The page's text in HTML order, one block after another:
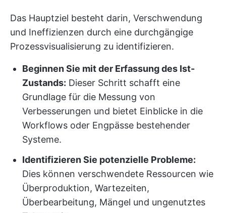
Das Hauptziel besteht darin, Verschwendung
und Ineffizienzen durch eine durchgängige
Prozessvisualisierung zu identifizieren.
Beginnen Sie mit der Erfassung des Ist-
Zustands: Dieser Schritt schafft eine
Grundlage für die Messung von
Verbesserungen und bietet Einblicke in die
Workflows oder Engpässe bestehender
Systeme.
Identifizieren Sie potenzielle Probleme:
Dies können verschwendete Ressourcen wie
Überproduktion, Wartezeiten,
Überbearbeitung, Mängel und ungenutztes